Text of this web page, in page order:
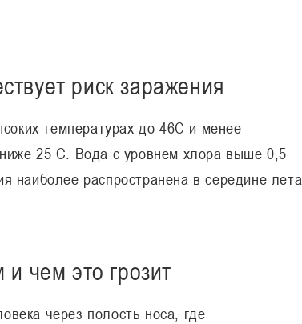
риск заражения
температурах до 46C и менее
25 C. Вода с уровнем хлора выше 0,5
наиболее распространена в середине лета
и чем это грозит
через полость носа, где